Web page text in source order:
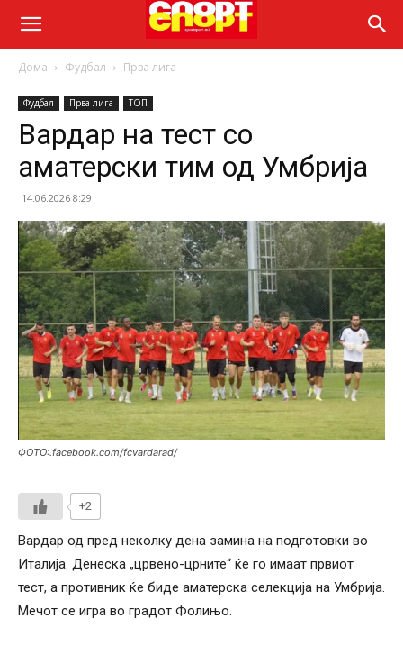
Дома Фудбал Прва лига
Фудбал Прва лига ТОП
Вардар на тест со
аматерски тим од Умбрија
14.06.2026 8:29
ФОТО:.facebook.com/fcvardarad/
+2
Вардар од пред неколку дена замина на подготовки во
Италија. Денеска „црвено-црните“ ќе го имаат првиот
тест, а противник ќе биде аматерска селекција на Умбрија.
Мечот се игра во градот Фолињо.